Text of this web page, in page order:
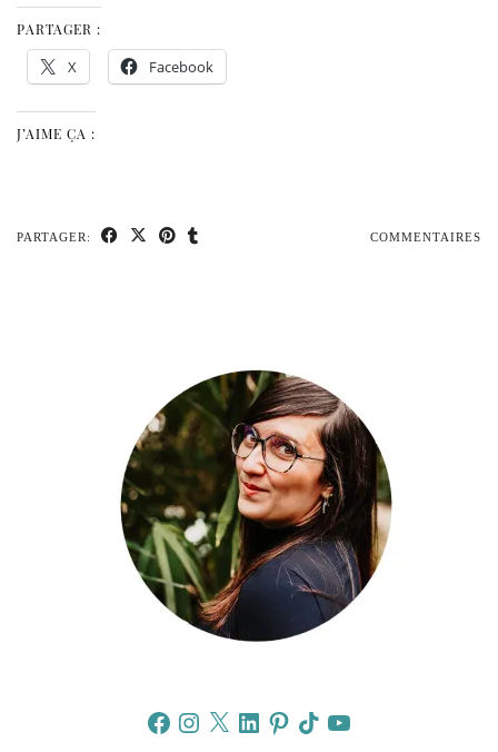
PARTAGER :
X Facebook
J’AIME ÇA :
PARTAGER: COMMENTAIRES
FacebookInstagram
X LinkedInPinterestTikTokYouTube